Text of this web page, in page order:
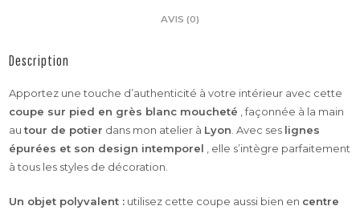
AVIS (0)
Description
Apportez une touche d’authenticité à votre intérieur avec cette
coupe sur pied en grès blanc moucheté , façonnée à la main
autour de potier dans mon atelier à Lyon . Avec ses lignes
épurées et son design intemporel , elle s’intègre parfaitement
à tous les styles de décoration.
Un objet polyvalent : utilisez cette coupe aussi bien en centre